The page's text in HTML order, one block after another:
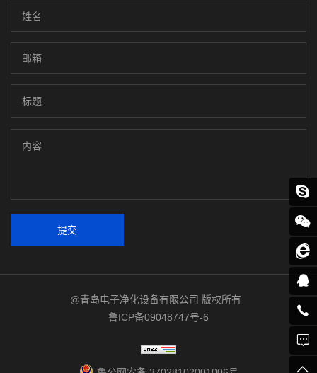
提交
@青岛电子净化设备有限公司 版权所有
鲁ICP备09048747号-6